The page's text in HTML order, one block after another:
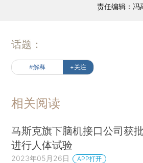
责任编辑：冯
话题：
#解释 +关注
相关阅读
马斯克旗下脑机接口公司获批
进行人体试验
2023年05月26日 APP打开